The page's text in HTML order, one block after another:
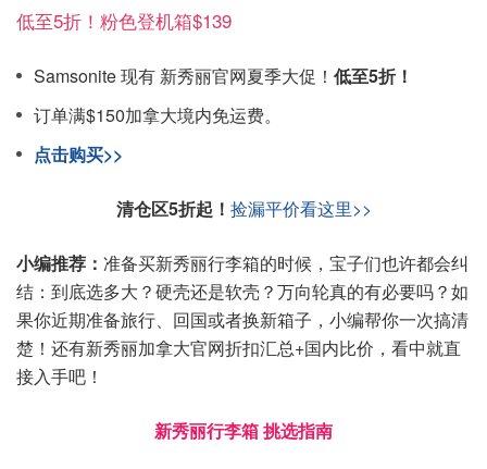
低至5折！粉色登机箱$139
Samsonite 现有 新秀丽官网夏季大促！ 低至5折！
订单满$150加拿大境内免运费。
点击购买>>
清仓区5折起！ 捡漏平价看这里>>
小编推荐： 准备买新秀丽行李箱的时候，宝子们也许都会纠
结：到底选多大？硬壳还是软壳？万向轮真的有必要吗？如
果你近期准备旅行、回国或者换新箱子，小编帮你一次搞清
楚！还有新秀丽加拿大官网折扣汇总+国内比价，看中就直
接入手吧！
新秀丽行李箱 挑选指南